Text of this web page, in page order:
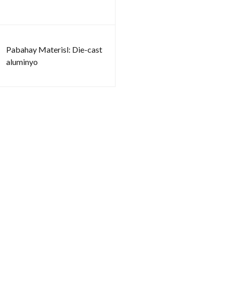
Pabahay Materisl: Die-cast
aluminyo